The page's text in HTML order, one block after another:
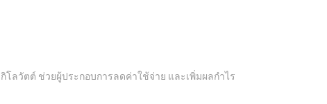
ลวัตต์ ช่วยผู้ประกอบการลดค่าใช้จ่าย และเพิ่มผลกำไร